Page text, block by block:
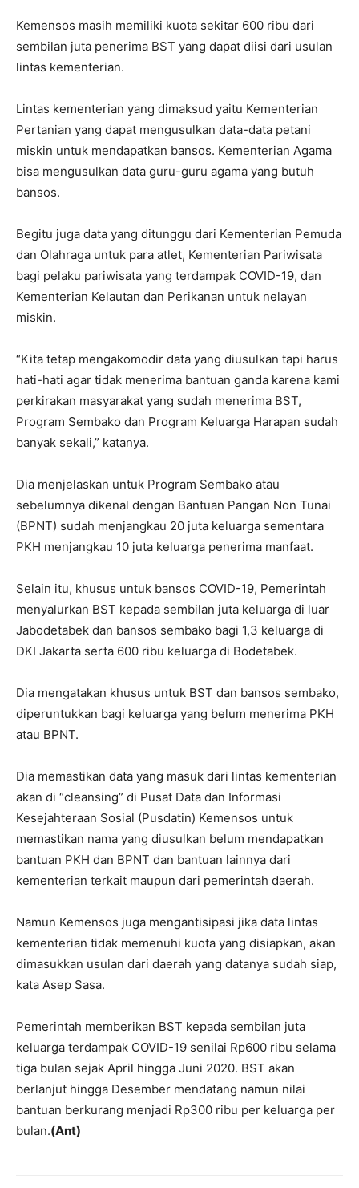
Kemensos masih memiliki kuota sekitar 600 ribu dari
sembilan juta penerima BST yang dapat diisi dari usulan
lintas kementerian.
Lintas kementerian yang dimaksud yaitu Kementerian
Pertanian yang dapat mengusulkan data-data petani
miskin untuk mendapatkan bansos. Kementerian Agama
bisa mengusulkan data guru-guru agama yang butuh
bansos.
Begitu juga data yang ditunggu dari Kementerian Pemuda
dan Olahraga untuk para atlet, Kementerian Pariwisata
bagi pelaku pariwisata yang terdampak COVID-19, dan
Kementerian Kelautan dan Perikanan untuk nelayan
miskin.
“Kita tetap mengakomodir data yang diusulkan tapi harus
hati-hati agar tidak menerima bantuan ganda karena kami
perkirakan masyarakat yang sudah menerima BST,
Program Sembako dan Program Keluarga Harapan sudah
banyak sekali,” katanya.
Dia menjelaskan untuk Program Sembako atau
sebelumnya dikenal dengan Bantuan Pangan Non Tunai
(BPNT) sudah menjangkau 20 juta keluarga sementara
PKH menjangkau 10 juta keluarga penerima manfaat.
Selain itu, khusus untuk bansos COVID-19, Pemerintah
menyalurkan BST kepada sembilan juta keluarga di luar
Jabodetabek dan bansos sembako bagi 1,3 keluarga di
DKI Jakarta serta 600 ribu keluarga di Bodetabek.
Dia mengatakan khusus untuk BST dan bansos sembako,
diperuntukkan bagi keluarga yang belum menerima PKH
atau BPNT.
Dia memastikan data yang masuk dari lintas kementerian
akan di “cleansing” di Pusat Data dan Informasi
Kesejahteraan Sosial (Pusdatin) Kemensos untuk
memastikan nama yang diusulkan belum mendapatkan
bantuan PKH dan BPNT dan bantuan lainnya dari
kementerian terkait maupun dari pemerintah daerah.
Namun Kemensos juga mengantisipasi jika data lintas
kementerian tidak memenuhi kuota yang disiapkan, akan
dimasukkan usulan dari daerah yang datanya sudah siap,
kata Asep Sasa.
Pemerintah memberikan BST kepada sembilan juta
keluarga terdampak COVID-19 senilai Rp600 ribu selama
tiga bulan sejak April hingga Juni 2020. BST akan
berlanjut hingga Desember mendatang namun nilai
bantuan berkurang menjadi Rp300 ribu per keluarga per
bulan.(Ant)